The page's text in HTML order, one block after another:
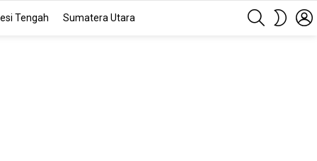
Tengah Sumatera Utara
SEARCH
SKIN